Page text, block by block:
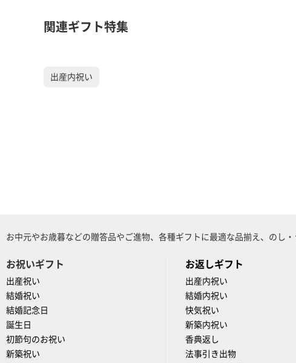
関連ギフト特集
出産内祝い
お中元やお歳暮などの贈答品やご進物、各種ギフトに最適な品揃え、のし
お祝いギフト
出産祝い
結婚祝い
結婚記念日
誕生日
初節句のお祝い
新築祝い
お返しギフト
出産内祝い
結婚内祝い
快気祝い
新築内祝い
香典返し
法事引き出物